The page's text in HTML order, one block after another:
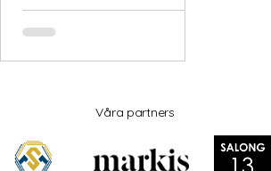
Våra partners